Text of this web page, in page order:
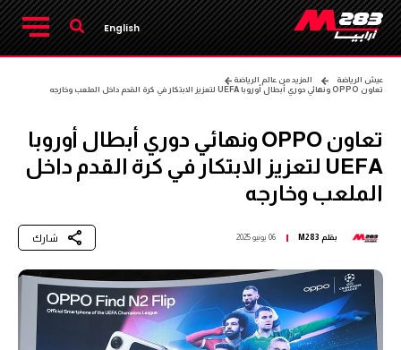
English
عيش الرياضة
المزيد من عالم الرياضة
تعاون OPPO ونهائي دوري أبطال أوروبا UEFA لتعزيز الابتكار في كرة القدم داخل الملعب وخارجه
تعاون OPPO ونهائي دوري أبطال أوروبا
UEFA لتعزيز الابتكار في كرة القدم داخل
الملعب وخارجه
بقلم M283 06 يونيو 2025 شارك